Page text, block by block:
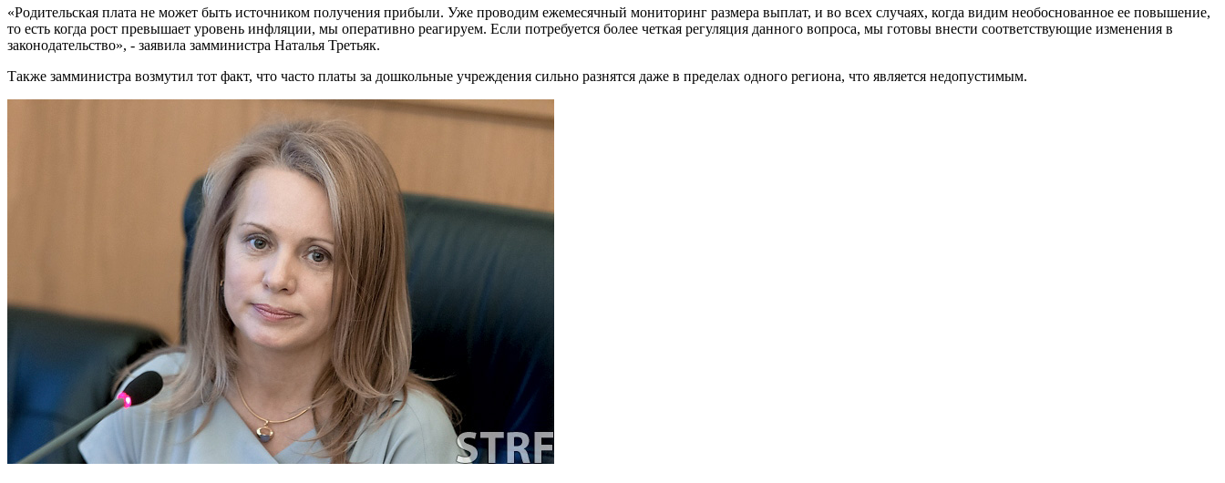
«Родительская плата не может быть источником получения прибыли. Уже проводим ежемесячный мониторинг размера выплат, и во всех случаях, когда видим необоснованное ее повышение,
то есть когда рост превышает уровень инфляции, мы оперативно реагируем. Если потребуется более четкая регуляция данного вопроса, мы готовы внести соответствующие изменения в
законодательство», - заявила замминистра Наталья Третьяк.
Также замминистра возмутил тот факт, что часто платы за дошкольные учреждения сильно разнятся даже в пределах одного региона, что является недопустимым.